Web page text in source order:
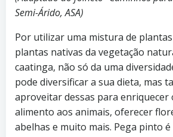
Semi-Árido, ASA)
Por utilizar uma mistura de
plantas nativas da vegetação
caatinga, não só da uma
pode diversificar a sua dieta, mas
aproveitar dessas para enriquecer
alimento aos animais, oferecer
abelhas e muito mais. Pega pinto